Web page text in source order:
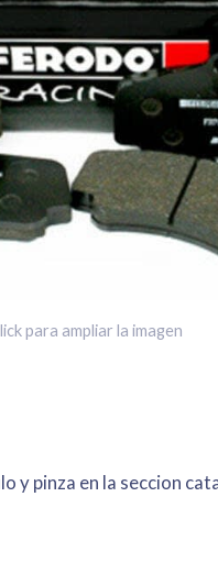
para ampliar la imagen
y pinza en la seccion